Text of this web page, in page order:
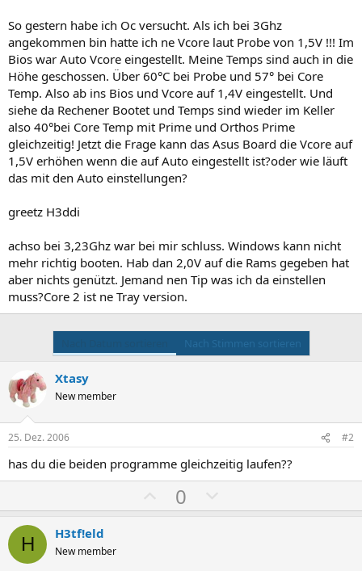
So gestern habe ich Oc versucht. Als ich bei 3Ghz
angekommen bin hatte ich ne Vcore laut Probe von 1,5V !!! Im
Bios war Auto Vcore eingestellt. Meine Temps sind auch in die
Höhe geschossen. Über 60°C bei Probe und 57° bei Core
Temp. Also ab ins Bios und Vcore auf 1,4V eingestellt. Und
siehe da Rechener Bootet und Temps sind wieder im Keller
also 40°bei Core Temp mit Prime und Orthos Prime
gleichzeitig! Jetzt die Frage kann das Asus Board die Vcore auf
1,5V erhöhen wenn die auf Auto eingestellt ist?oder wie läuft
das mit den Auto einstellungen?
greetz H3ddi
achso bei 3,23Ghz war bei mir schluss. Windows kann nicht
mehr richtig booten. Hab dan 2,0V auf die Rams gegeben hat
aber nichts genützt. Jemand nen Tip was ich da einstellen
muss?Core 2 ist ne Tray version.
Nach Stimmen sortieren
Xtasy
New member
25. Dez. 2006 #2
has du die beiden programme gleichzeitig laufen??
o
0
e
H H3tf!eld
New member